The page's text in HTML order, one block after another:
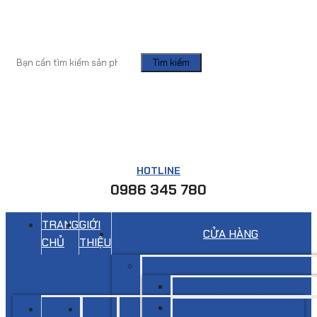
Tìm kiếm
HOTLINE
0986 345 780
TRANG
CHỦ
GIỚI
THIỆU
CỬA HÀNG
TRANG